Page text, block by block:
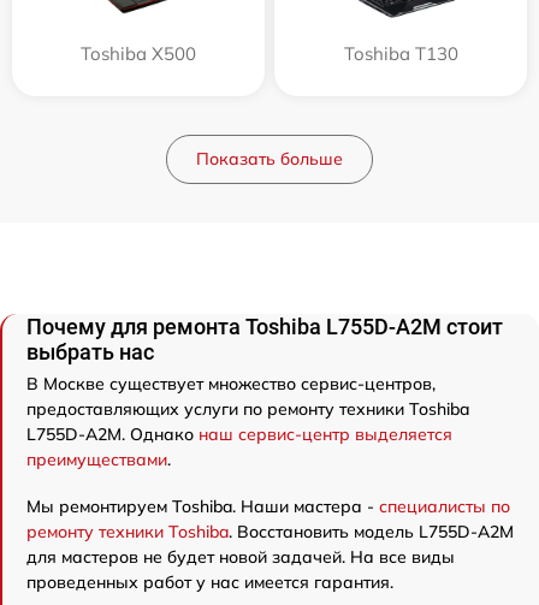
Toshiba X500 Toshiba T130
Показать больше
Почему для ремонта Toshiba L755D-A2M стоит
выбрать нас
В Москве существует множество сервис-центров,
предоставляющих услуги по ремонту техники Toshiba
L755D-A2M. Однако наш сервис-центр выделяется
преимуществами.
Мы ремонтируем Toshiba. Наши мастера - специалисты по
ремонту техники Toshiba. Восстановить модель L755D-A2M
для мастеров не будет новой задачей. На все виды
проведенных работ у нас имеется гарантия.